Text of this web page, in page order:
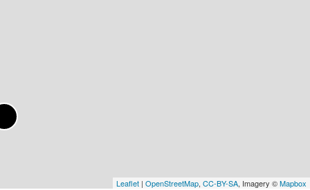
Leaflet | OpenStreetMap, CC-BY-SA, Imagery ©Mapbox